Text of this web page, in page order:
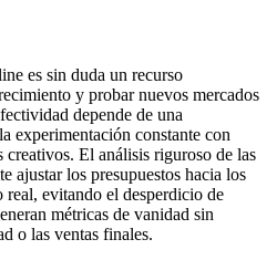
es sin duda un recurso
y probar nuevos mercados
depende de una
experimentación constante con
creativos. El análisis riguroso de las
ajustar los presupuestos hacia los
real, evitando el desperdicio de
métricas de vanidad sin
o las ventas finales.